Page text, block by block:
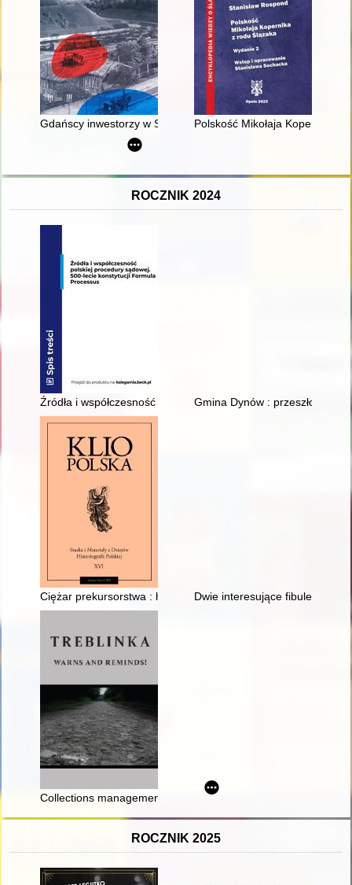
Gdańscy inwestorzy w Sopocie : prestiż finansowy i
Polskość Mikołaja Kopernika z
ROCZNIK 2024
Źródła i współczesność polskiej procedury sądowej : 500-
Gmina Dynów : przeszłość i
Ciężar prekursorstwa : historia historiografii a historia idei (i
Dwie interesujące fibule z
Collections management at the Treblinka Museum
ROCZNIK 2025